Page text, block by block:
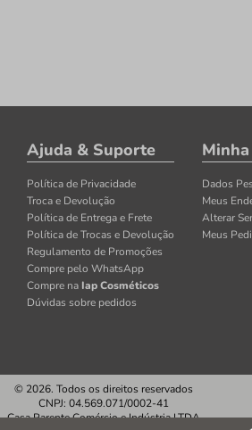
Ajuda & Suporte
Política de Privacidade
Troca e Devolução
Política de Entrega e Frete
Política de Trocas e Devolução
Regulamento de Promoções
Compre pelo WhatsApp
Compre na Iap Cosméticos
Dúvidas sobre pedidos
Dados
Meus
Alterar
Meus
© 2026. Todos os direitos reservados
CNPJ: 04.569.071/0002-41
Casa Parente Comércio e Indústria LTDA